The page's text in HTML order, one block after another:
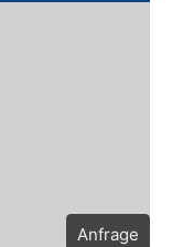
Anfrage